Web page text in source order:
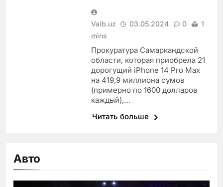
Vaib.uz 03.05.2024 0
1
mins
Прокуратура Самаркандской
области, которая приобрела 21
дорогущий iPhone 14 Pro Max
на 419,9 миллиона сумов
(примерно по 1600 долларов
каждый),…
Читать больше
Авто